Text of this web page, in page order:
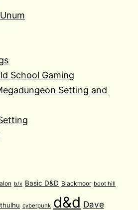
School Gaming
Setting and
b/x Basic D&D Blackmoor boot hill
cyberpunk d&d Dave